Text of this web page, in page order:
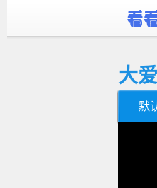
大
默